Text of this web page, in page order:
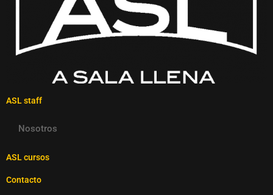
ASL staff
Nosotros
ASL cursos
Contacto